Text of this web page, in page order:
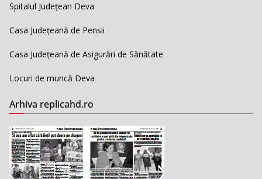
Spitalul Județean Deva
Casa Județeană de Pensii
Casa Județeană de Asigurări de Sănătate
Locuri de muncă Deva
Arhiva replicahd.ro